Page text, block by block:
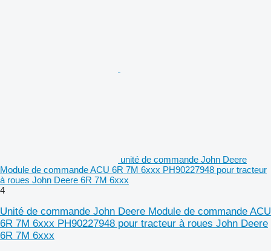
unité de commande John Deere
Module de commande ACU 6R 7M 6xxx PH90227948 pour tracteur
à roues John Deere 6R 7M 6xxx
4
Unité de commande John Deere Module de commande ACU
6R 7M 6xxx PH90227948 pour tracteur à roues John Deere
6R 7M 6xxx